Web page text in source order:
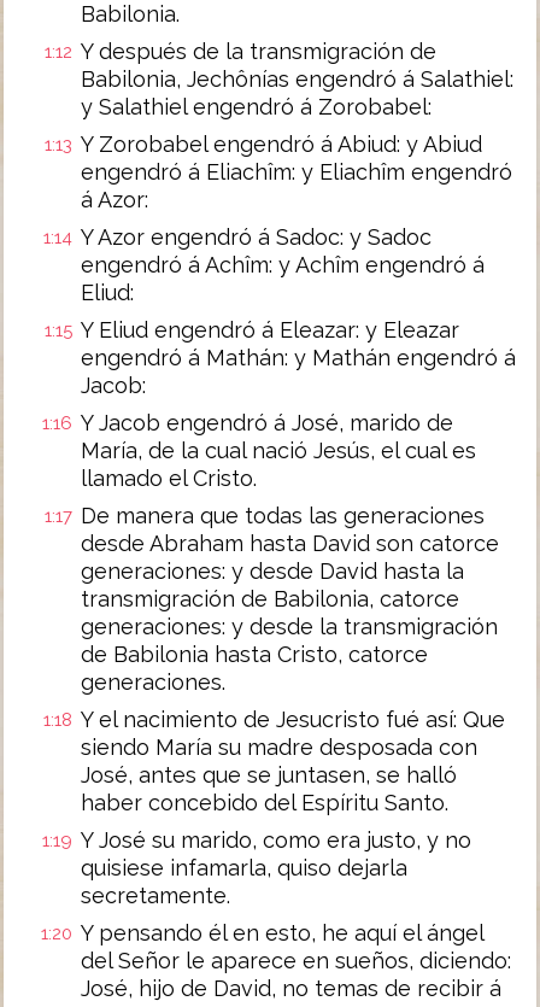
Babilonia.
1:12 Y después de la transmigración de
Babilonia, Jechônías engendró á Salathiel:
y Salathiel engendró á Zorobabel:
1:13 Y Zorobabel engendró á Abiud: y Abiud
engendró á Eliachîm: y Eliachîm engendró
á Azor:
1:14 Y Azor engendró á Sadoc: y Sadoc
engendró á Achîm: y Achîm engendró á
Eliud:
1:15 Y Eliud engendró á Eleazar: y Eleazar
engendró á Mathán: y Mathán engendró á
Jacob:
1:16 Y Jacob engendró á José, marido de
María, de la cual nació Jesús, el cual es
llamado el Cristo.
1:17 De manera que todas las generaciones
desde Abraham hasta David son catorce
generaciones: y desde David hasta la
transmigración de Babilonia, catorce
generaciones: y desde la transmigración
de Babilonia hasta Cristo, catorce
generaciones.
1:18 Y el nacimiento de Jesucristo fué así: Que
siendo María su madre desposada con
José, antes que se juntasen, se halló
haber concebido del Espíritu Santo.
1:19 Y José su marido, como era justo, y no
quisiese infamarla, quiso dejarla
secretamente.
1:20 Y pensando él en esto, he aquí el ángel
del Señor le aparece en sueños, diciendo:
José, hijo de David, no temas de recibir á